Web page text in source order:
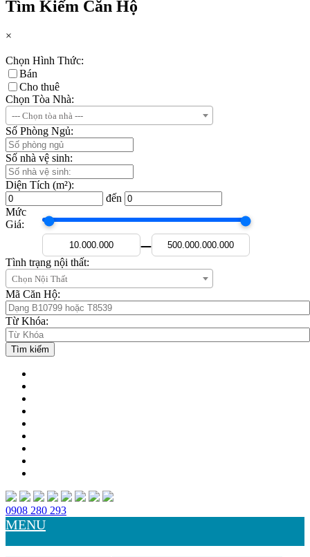
Tìm Kiếm Căn Hộ
×
Chọn Hình Thức:
Bán
Cho thuê
Chọn Tòa Nhà:
--- Chọn tòa nhà ---
Số Phòng Ngủ:
Số nhà vệ sinh:
Diện Tích (m²):
đến
Mức
Giá:
—
Tình trạng nội thất:
Chọn Nội Thất
Mã Căn Hộ:
Từ Khóa:
0908 280 293
MENU